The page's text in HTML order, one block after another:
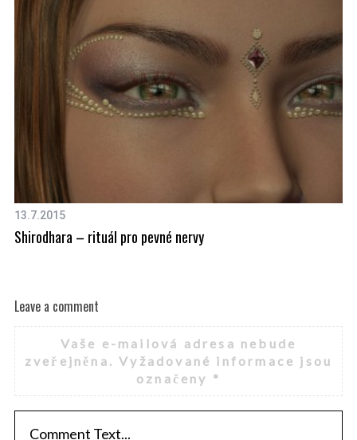
13.7.2015
Shirodhara – rituál pro pevné nervy
Leave a comment
Vaše e-mailová adresa nebude
zveřejněna.
Vyžadované informace jsou
označeny *